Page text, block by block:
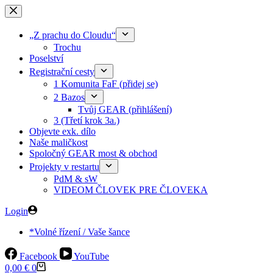
Skip
to
„Z prachu do Cloudu“
Trochu
Poselství
Registrační cesty
1 Komunita FaF (přidej se)
2 Bazos
Tvůj GEAR (přihlášení)
3 (Třetí krok 3a.)
Objevte exk. dílo
Naše maličkost
Spoločný GEAR most & obchod
Projekty v restartu
PdM & sW
VIDEOM ČLOVEK PRE ČLOVEKA
Login
*Volné řízení / Vaše šance
Facebook
YouTube
Shopping
0,00 € 0